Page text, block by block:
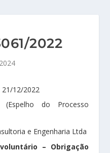
2022
21/12/2022
(Espelho do Processo
e Engenharia Ltda
– Obrigação